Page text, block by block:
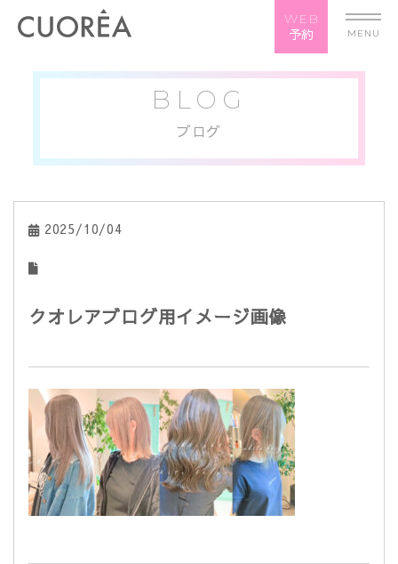
WEB
予約 MENU
BLOG
ブログ
2025/10/04
クオレアブログ用イメージ画像